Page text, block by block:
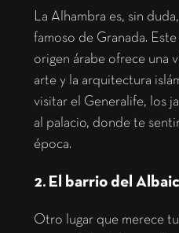
La Alhambra es, sin
famoso de Granada.
origen árabe ofrece una
arte y la arquitectura
visitar el Generalife, los
al palacio, donde te
época.
2. El barrio del
Otro lugar que merece